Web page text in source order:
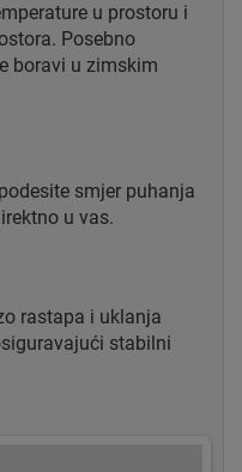
u prostoru i
Posebno
boravi u zimskim
smjer puhanja
u vas.
rastapa i uklanja
stabilni